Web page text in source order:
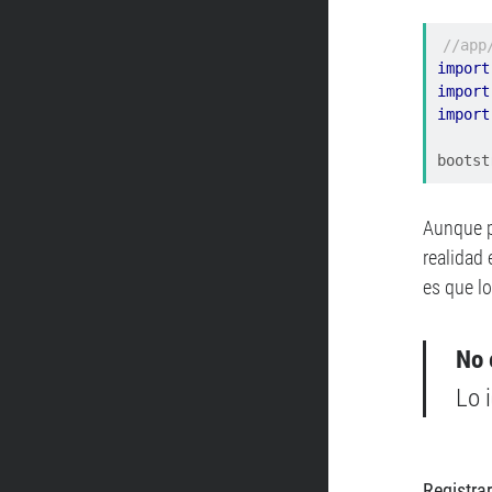
//
import
import
import
Aunque
realidad
es que
No
Lo